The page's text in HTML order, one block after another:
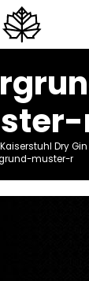
Kaiserstuhl Dry
muster-r